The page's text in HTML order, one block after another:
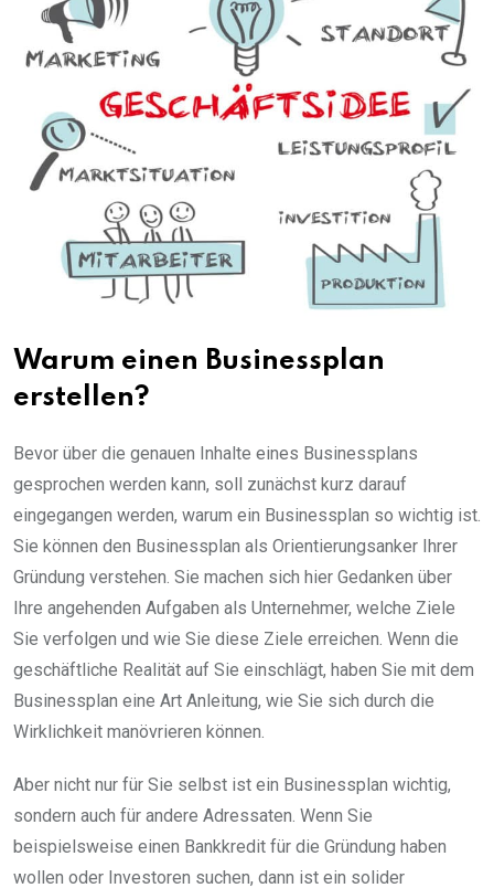
Warum einen Businessplan
erstellen?
Bevor über die genauen Inhalte eines Businessplans
gesprochen werden kann, soll zunächst kurz darauf
eingegangen werden, warum ein Businessplan so wichtig ist.
Sie können den Businessplan als Orientierungsanker Ihrer
Gründung verstehen. Sie machen sich hier Gedanken über
Ihre angehenden Aufgaben als Unternehmer, welche Ziele
Sie verfolgen und wie Sie diese Ziele erreichen. Wenn die
geschäftliche Realität auf Sie einschlägt, haben Sie mit dem
Businessplan eine Art Anleitung, wie Sie sich durch die
Wirklichkeit manövrieren können.
Aber nicht nur für Sie selbst ist ein Businessplan wichtig,
sondern auch für andere Adressaten. Wenn Sie
beispielsweise einen Bankkredit für die Gründung haben
wollen oder Investoren suchen, dann ist ein solider